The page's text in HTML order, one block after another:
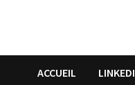
ACCUEIL